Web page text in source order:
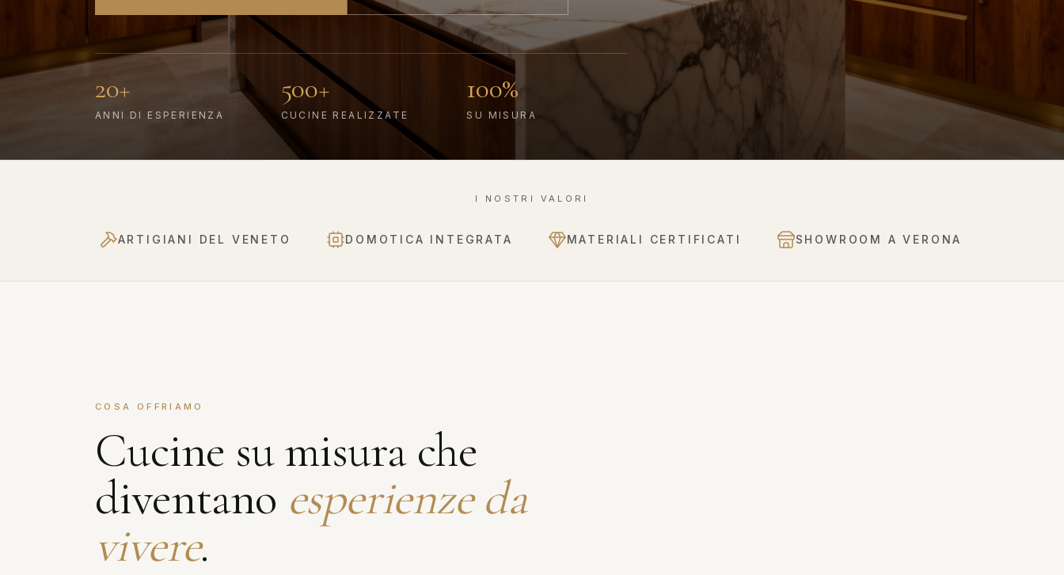
20+
ANNI DI ESPERIENZA
500+
CUCINE REALIZZATE
100%
SU MISURA
I NOSTRI VALORI
ARTIGIANI DEL VENETO DOMOTICA INTEGRATA MATERIALI CERTIFICATI SHOWROOM A VERONA
COSA OFFRIAMO
Cucine su misura che
diventano esperienze da
vivere.